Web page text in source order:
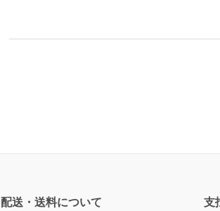
配送・送料について 支